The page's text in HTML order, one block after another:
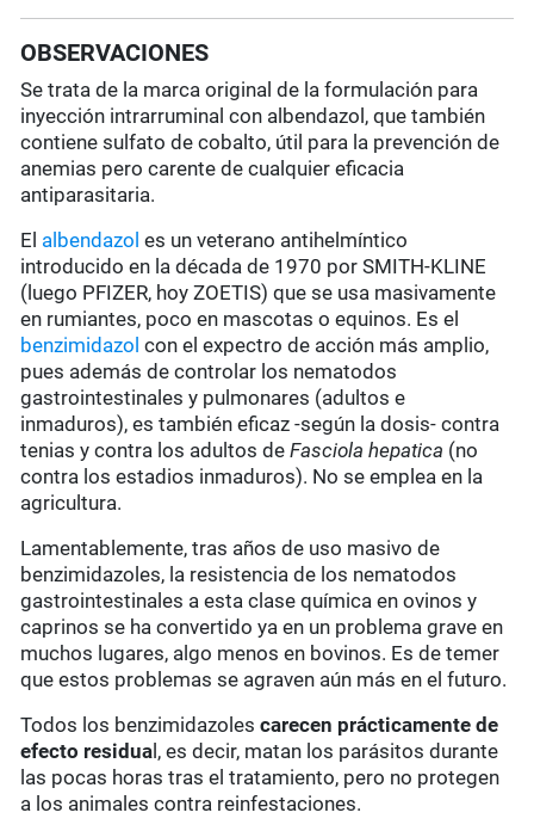
OBSERVACIONES
Se trata de la marca original de la formulación para
inyección intrarruminal con albendazol, que también
contiene sulfato de cobalto, útil para la prevención de
anemias pero carente de cualquier eficacia
antiparasitaria.
El albendazol es un veterano antihelmíntico
introducido en la década de 1970 por SMITH-KLINE
(luego PFIZER, hoy ZOETIS) que se usa masivamente
en rumiantes, poco en mascotas o equinos. Es el
benzimidazol con el expectro de acción más amplio,
pues además de controlar los nematodos
gastrointestinales y pulmonares (adultos e
inmaduros), es también eficaz -según la dosis- contra
tenias y contra los adultos deFasciola hepatica (no
contra los estadios inmaduros). No se emplea en la
agricultura.
Lamentablemente, tras años de uso masivo de
benzimidazoles, la resistencia de los nematodos
gastrointestinales a esta clase química en ovinos y
caprinos se ha convertido ya en un problema grave en
muchos lugares, algo menos en bovinos. Es de temer
que estos problemas se agraven aún más en el futuro.
Todos los benzimidazolescarecen prácticamente de
efecto residua l, es decir, matan los parásitos durante
las pocas horas tras el tratamiento, pero no protegen
a los animales contra reinfestaciones.